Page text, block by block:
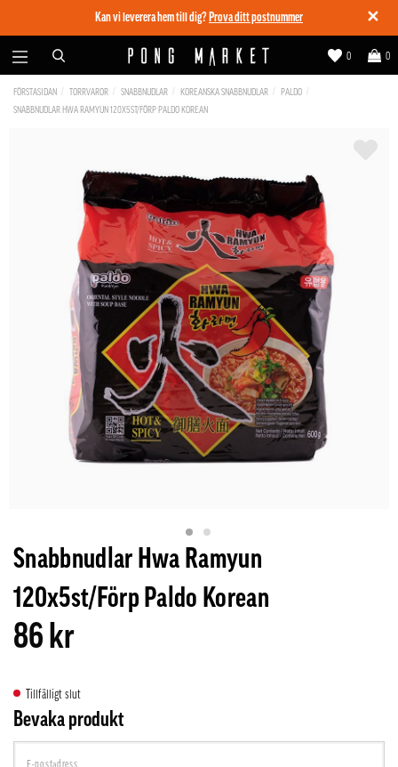
✕
Kan vi leverera hem till dig? Prova ditt postnummer
0
0
FÖRSTASIDAN TORRVAROR SNABBNUDLAR KOREANSKA SNABBNUDLAR
PALDO
SNABBNUDLAR HWA RAMYUN 120X5ST/FÖRP PALDO KOREAN
Snabbnudlar Hwa Ramyun
120x5st/Förp Paldo Korean
86 kr
Tillfälligt slut
Bevaka produkt